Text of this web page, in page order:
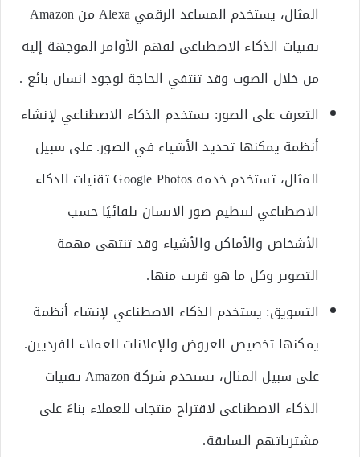
المثال، يستخدم المساعد الرقمي Alexa من Amazon
تقنيات الذكاء الاصطناعي لفهم الأوامر الموجهة إليه
من خلال الصوت وقد تنتفي الحاجة لوجود انسان بائع .
التعرف على الصور: يستخدم الذكاء الاصطناعي لإنشاء
أنظمة يمكنها تحديد الأشياء في الصور. على سبيل
المثال، تستخدم خدمة Google Photos تقنيات الذكاء
الاصطناعي لتنظيم صور الانسان تلقائيًا حسب
الأشخاص والأماكن والأشياء وقد تنتهي مهمة
التصوير وكل ما هو قريب منها.
التسويق: يستخدم الذكاء الاصطناعي لإنشاء أنظمة
يمكنها تخصيص العروض والإعلانات للعملاء الفرديين.
على سبيل المثال، تستخدم شركة Amazon تقنيات
الذكاء الاصطناعي لاقتراح منتجات للعملاء بناءً على
مشترياتهم السابقة.